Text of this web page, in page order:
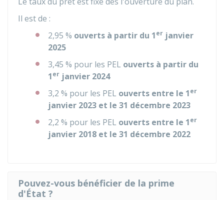
Il est de :
2,95 % ouverts à partir du 1er janvier
2025
3,45 % pour les PEL ouverts à partir du
1er janvier 2024
3,2 % pour les PEL ouverts entre le 1er
janvier 2023 et le 31 décembre 2023
2,2 % pour les PEL ouverts entre le 1er
janvier 2018 et le 31 décembre 2022
Pouvez-vous bénéficier de la prime
d'État ?